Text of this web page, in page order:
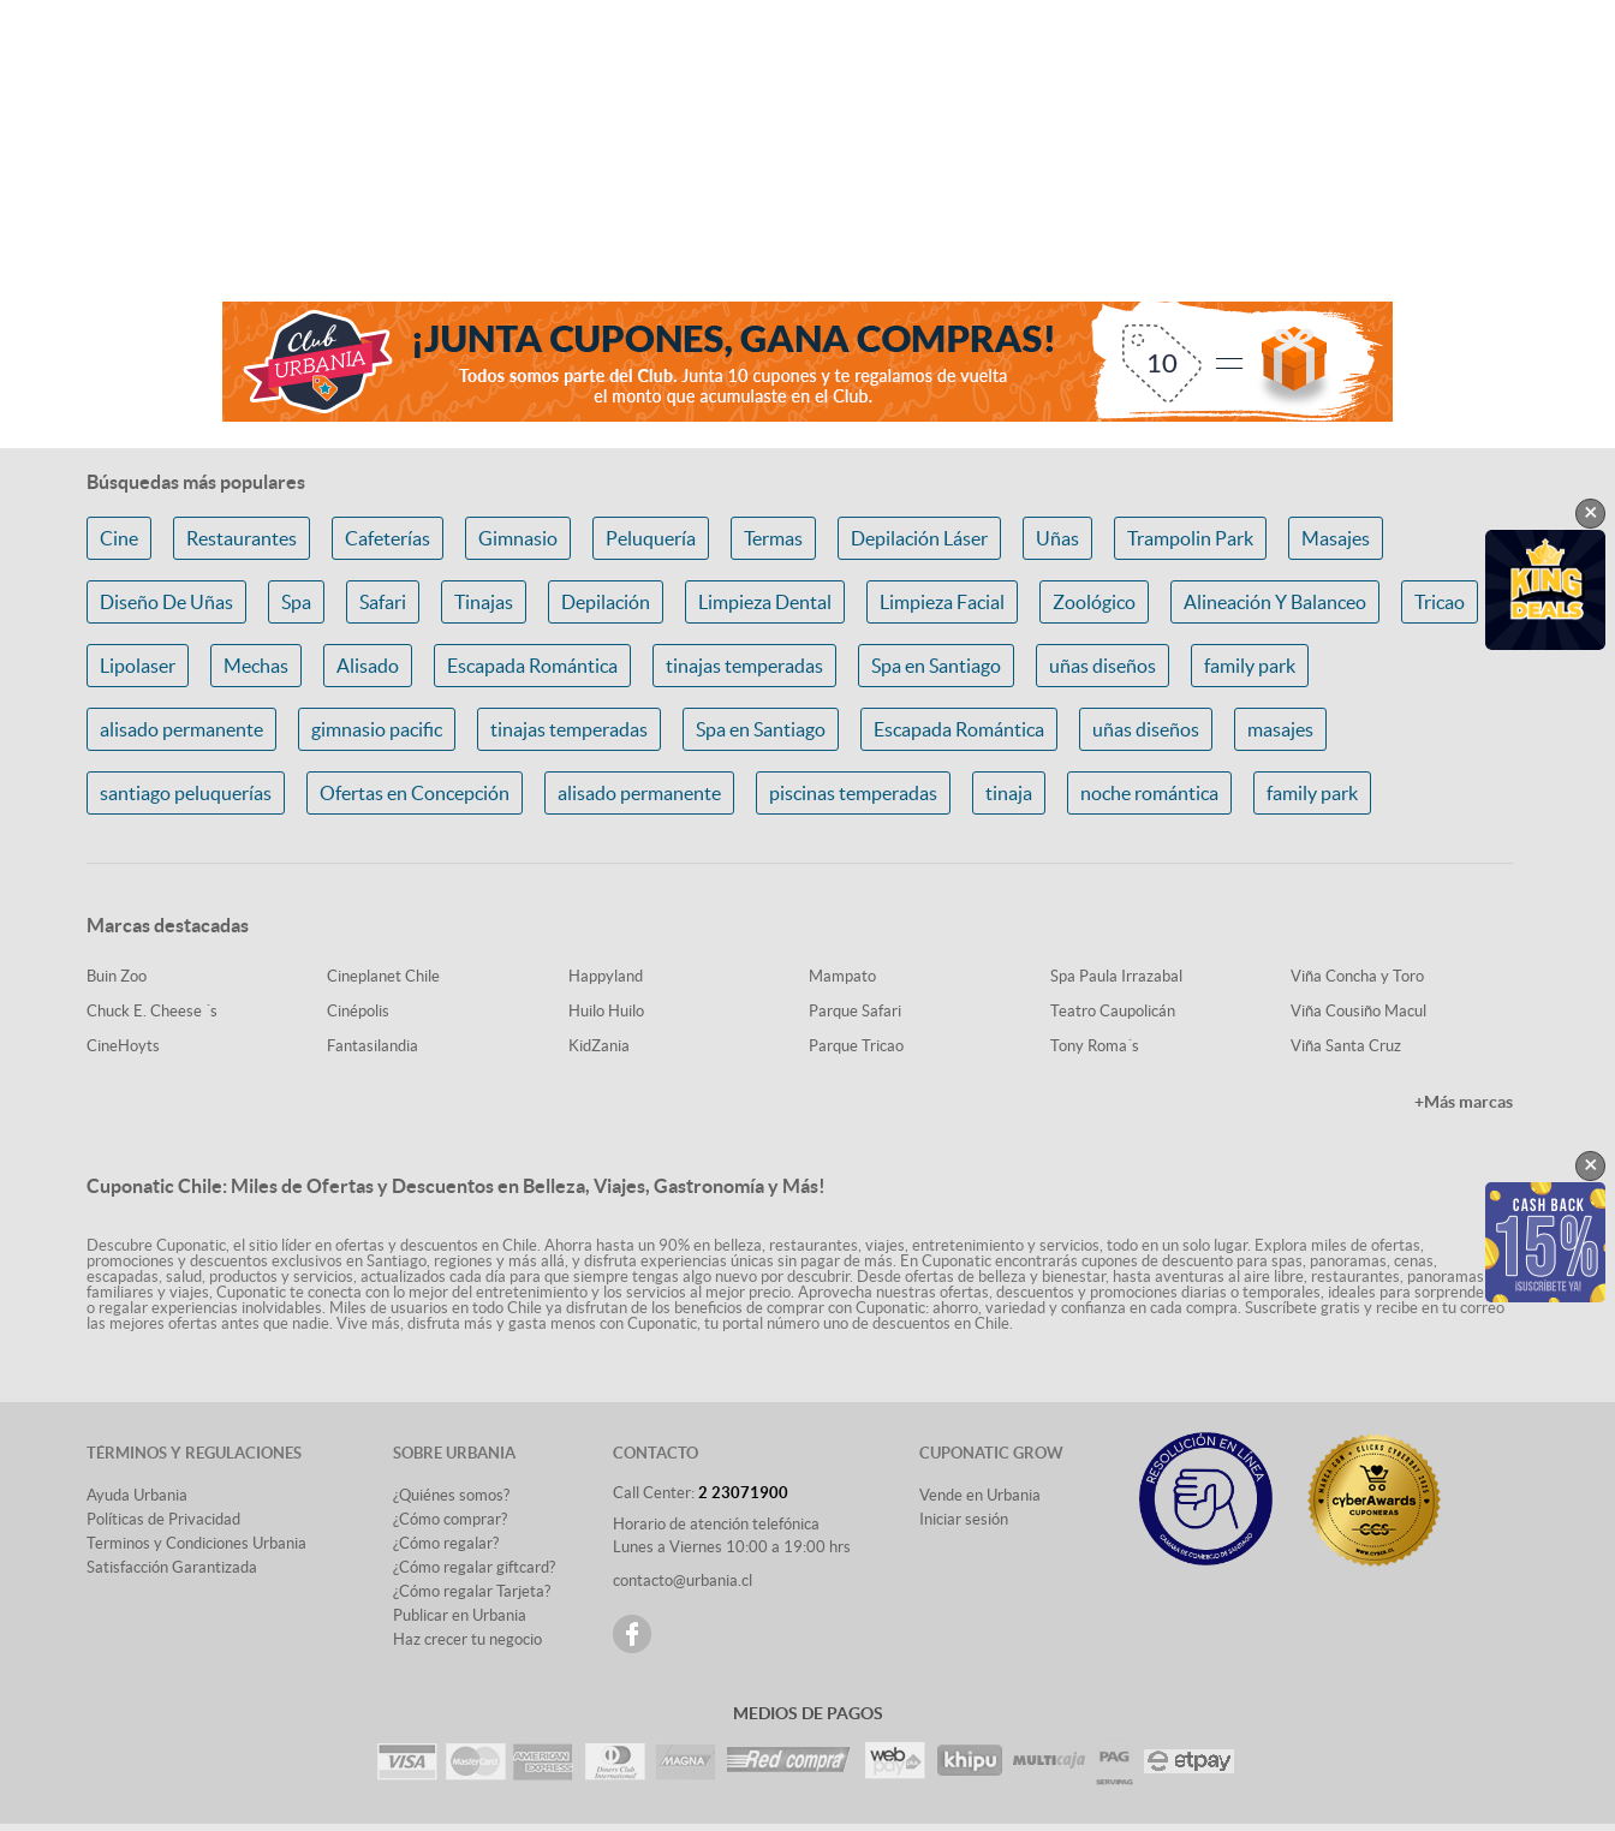
Búsquedas más populares
Cine Restaurantes Cafeterías Gimnasio Peluquería Termas Depilación Láser Uñas Trampolin Park Masajes
Diseño De Uñas Spa Safari Tinajas Depilación Limpieza Dental Limpieza Facial Zoológico Alineación Y Balanceo Tricao
Lipolaser Mechas Alisado Escapada Romántica tinajas temperadas Spa en Santiago uñas diseños family park
alisado permanente gimnasio pacific tinajas temperadas Spa en Santiago Escapada Romántica uñas diseños masajes
santiago peluquerías Ofertas en Concepción alisado permanente piscinas temperadas tinaja noche romántica family park
Marcas destacadas
Buin Zoo
Chuck E. Cheese ´s
CineHoyts
Cineplanet Chile
Cinépolis
Fantasilandia
Happyland
Huilo Huilo
KidZania
Mampato
Parque Safari
Parque Tricao
Spa Paula Irrazabal
Teatro Caupolicán
Tony Roma´s
Viña Concha y Toro
Viña Cousiño Macul
Viña Santa Cruz
+Más marcas
Cuponatic Chile: Miles de Ofertas y Descuentos en Belleza, Viajes, Gastronomía y Más!
Descubre Cuponatic, el sitio líder en ofertas y descuentos en Chile. Ahorra hasta un 90% en belleza, restaurantes, viajes, entretenimiento y servicios, todo en un solo lugar. Explora miles de ofertas,
promociones y descuentos exclusivos en Santiago, regiones y más allá, y disfruta experiencias únicas sin pagar de más. En Cuponatic encontrarás cupones de descuento para spas, panoramas, cenas,
escapadas, salud, productos y servicios, actualizados cada día para que siempre tengas algo nuevo por descubrir. Desde ofertas de belleza y bienestar, hasta aventuras al aire libre, restaurantes, panoramas
familiares y viajes, Cuponatic te conecta con lo mejor del entretenimiento y los servicios al mejor precio. Aprovecha nuestras ofertas, descuentos y promociones diarias o temporales, ideales para sorprenderte
o regalar experiencias inolvidables. Miles de usuarios en todo Chile ya disfrutan de los beneficios de comprar con Cuponatic: ahorro, variedad y confianza en cada compra. Suscríbete gratis y recibe en tu correo
las mejores ofertas antes que nadie. Vive más, disfruta más y gasta menos con Cuponatic, tu portal número uno de descuentos en Chile.
TÉRMINOS Y REGULACIONES
Ayuda Urbania
Políticas de Privacidad
Terminos y Condiciones Urbania
Satisfacción Garantizada
SOBRE URBANIA
¿Quiénes somos?
¿Cómo comprar?
¿Cómo regalar?
¿Cómo regalar giftcard?
¿Cómo regalar Tarjeta?
Publicar en Urbania
Haz crecer tu negocio
CONTACTO
Call Center: 2 23071900
Horario de atención telefónica
Lunes a Viernes 10:00 a 19:00 hrs
contacto@urbania.cl
CUPONATIC GROW
Vende en Urbania
Iniciar sesión
MEDIOS DE PAGOS
×
×